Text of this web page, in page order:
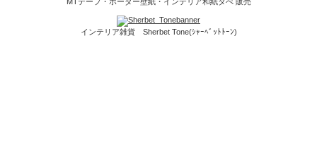
MTテープ・ボーダー壁紙・インテリア和紙タぺ 販売
インテリア雑貨 Sherbet Tone(ｼｬｰﾍﾞｯﾄﾄｰﾝ)